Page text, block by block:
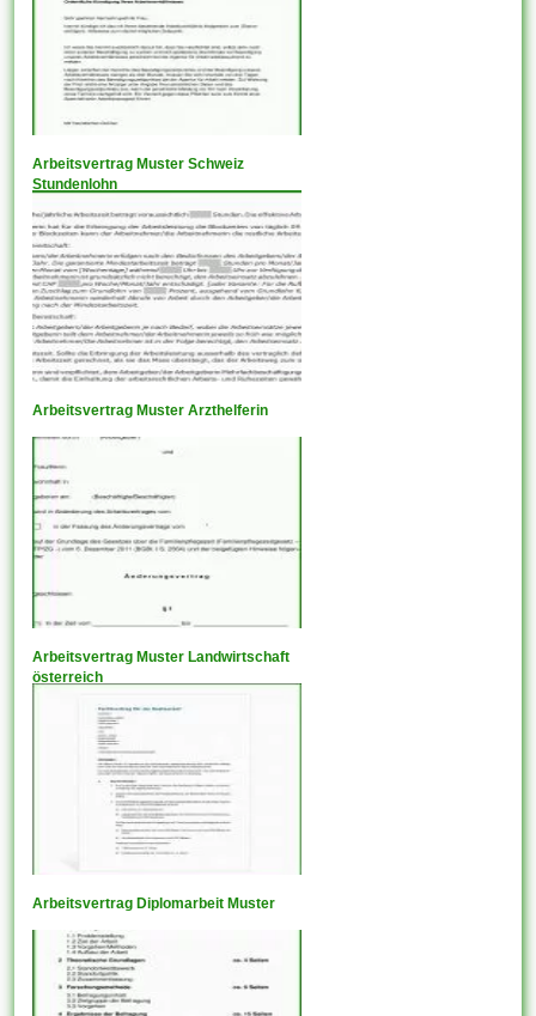
Arbeitsvertrag Muster Schweiz
Stundenlohn
Arbeitsvertrag Muster Arzthelferin
Arbeitsvertrag Muster Landwirtschaft
österreich
Arbeitsvertrag Diplomarbeit Muster